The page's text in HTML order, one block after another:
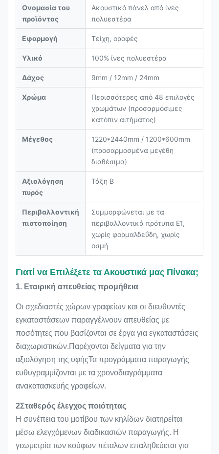
Ονομασία του
προϊόντος
Ακουστικό πάνελ από ίνες
πολυεστέρα
Εφαρμογή Τείχη, οροφές
Υλικό 100% ίνες πολυεστέρα
Δάχος 9mm / 12mm / 24mm
Χρώμα
Περισσότερες από 48 επιλογές
χρωμάτων (προσαρμόσιμες
κατόπιν αιτήματος)
Μέγεθος
1220*2440mm / 1200*600mm
(προσαρμοσμένα μεγέθη
διαθέσιμα)
Αξιολόγηση
πυρός
Τάξη Β
Περιβαλλοντική
πιστοποίηση
Συμμορφώνεται με τα
περιβαλλοντικά πρότυπα E1,
χωρίς φορμαλδεΰδη, χωρίς
οσμή
Γιατί να Επιλέξετε τα Ακουστικά μας Πίνακα;
1. Εταιρική απευθείας προμήθεια
Οι σχεδιαστές χώρων γραφείων και οι διευθυντές
εγκαταστάσεων παραγγέλνουν απευθείας με
ποσότητες που βασίζονται σε έργα για εγκαταστάσεις
διαχωριστικών.Παρέχονται δείγματα για την
αξιολόγηση της υφήςΤα προγράμματα παραγωγής
ευθυγραμμίζονται με τα χρονοδιαγράμματα
ανακατασκευής γραφείων.
2Σταθερός έλεγχος ποιότητας
Η συνέπεια του μοτίβου των κηλίδων διατηρείται
μέσω ελεγχόμενων διαδικασιών παραγωγής. Η
γεωμετρία των κούφων πέταλων επαληθεύεται για